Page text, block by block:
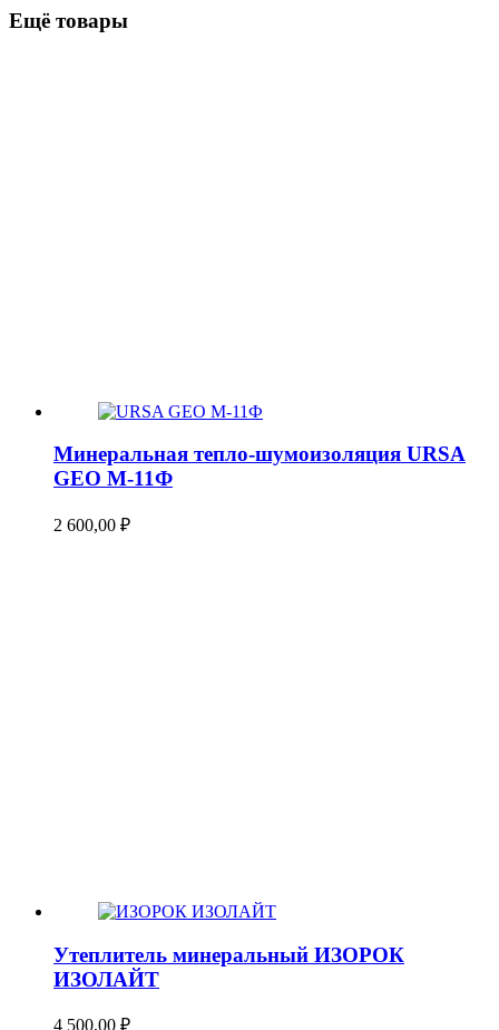
Ещё товары
Минеральная тепло-шумоизоляция URSA
GEO М-11Ф
2 600,00 ₽
Утеплитель минеральный ИЗОРОК
ИЗОЛАЙТ
4 500,00 ₽